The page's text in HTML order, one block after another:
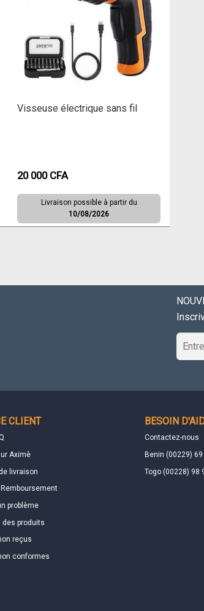
Visseuse électrique sans fil
20 000 CFA
Livraison possible à partir du
10/08/2026
CLIENT
Aximè
livraison
problème
des produits
reçus
conformes
BESOIN
Contactez-nous
Benin (00229)
Togo (00228) 98